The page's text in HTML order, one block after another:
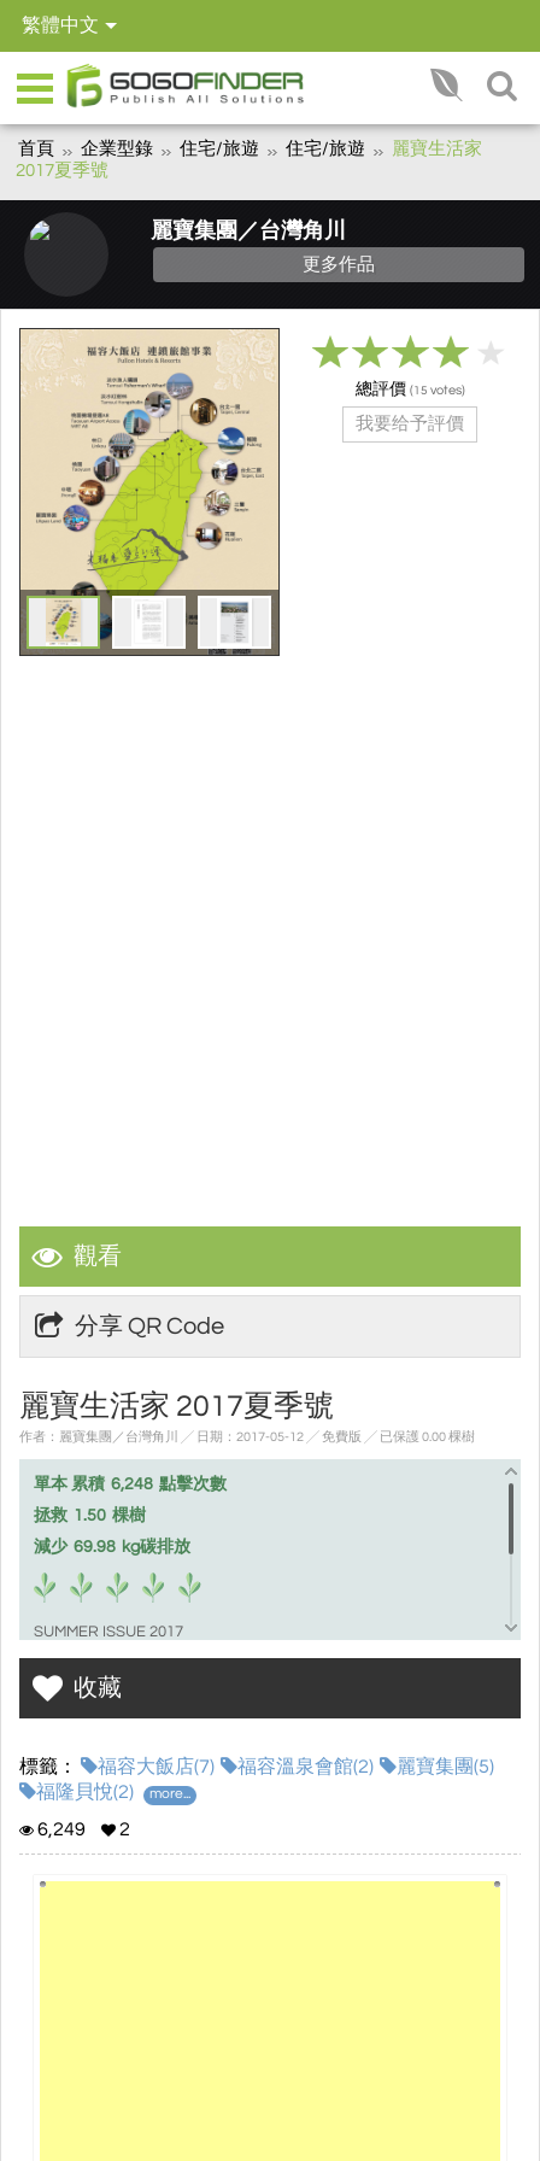
繁體中文
首頁 企業型錄 住宅/旅遊 住宅/旅遊
麗寶生活家
2017夏季號
麗寶集團／台灣角川
更多作品
觀看
分享 QR Code
麗寶生活家 2017夏季號
作者：麗寶集團／台灣角川 ╱ 日期：2017-05-12 ╱ 免費版 ╱ 已保護 0.00 棵樹
單本 累積 6,248 點擊次數
拯救 1.50 棵樹
減少 69.98 kg碳排放
SUMMER ISSUE 2017
直擊精采亮點 新版Villa先睹為快！
收藏
標籤： 福容大飯店(7) 福容溫泉會館(2)
麗寶集團(5)
福隆貝悅(2)
more...
6,249 2
總評價 (15 votes)
我要给予評價